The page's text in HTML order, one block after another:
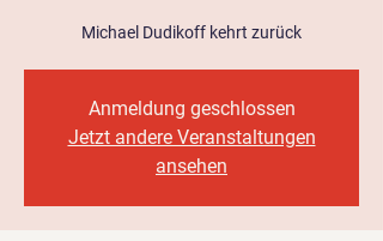
Michael Dudikoff kehrt zurück
Anmeldung geschlossen
Jetzt andere Veranstaltungen
ansehen